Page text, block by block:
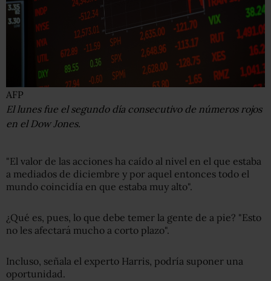
AFP
El lunes fue el segundo día consecutivo de números rojos
en el Dow Jones.
"El valor de las acciones ha caído al nivel en el que estaba
a mediados de diciembre y por aquel entonces todo el
mundo coincidía en que estaba muy alto".
¿Qué es, pues, lo que debe temer la gente de a pie? "Esto
no les afectará mucho a corto plazo".
Incluso, señala el experto Harris, podría suponer una
oportunidad.